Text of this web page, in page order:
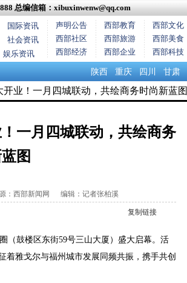
总编信箱：xibuxinwenw@qq.com
国际资讯
社会资讯
娱乐资讯
声明公告
西部社区
西部经济
西部教育
西部旅游
西部企业
西部文化
西部美食
西部科技
陕西 重庆 四川 甘肃
业！一月四城联动，共绘商务时尚新蓝图
一月四城联动，共绘商务
图
西部新闻网 编辑：记者张柏溪
复制链接
（鼓楼区东街59号三山大厦）盛大启幕。活
着雅戈尔与福州城市发展同频共振，携手共创